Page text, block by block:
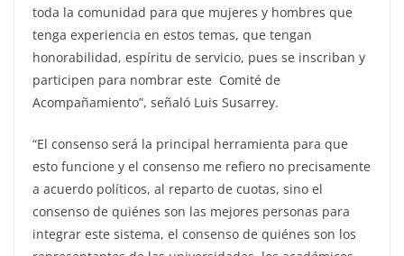
toda la comunidad para que mujeres y hombres que
tenga experiencia en estos temas, que tengan
honorabilidad, espíritu de servicio, pues se inscriban y
participen para nombrar este Comité de
Acompañamiento”, señaló Luis Susarrey.
“El consenso será la principal herramienta para que
esto funcione y el consenso me refiero no precisamente
a acuerdo políticos, al reparto de cuotas, sino el
consenso de quiénes son las mejores personas para
integrar este sistema, el consenso de quiénes son los